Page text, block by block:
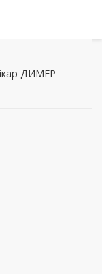
ДИМЕР